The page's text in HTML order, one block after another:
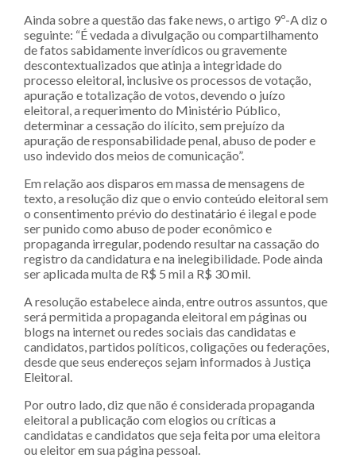
Ainda sobre a questão das fake news, o artigo 9º-A diz o
seguinte: “É vedada a divulgação ou compartilhamento
de fatos sabidamente inverídicos ou gravemente
descontextualizados que atinja a integridade do
processo eleitoral, inclusive os processos de votação,
apuração e totalização de votos, devendo o juízo
eleitoral, a requerimento do Ministério Público,
determinar a cessação do ilícito, sem prejuízo da
apuração de responsabilidade penal, abuso de poder e
uso indevido dos meios de comunicação”.
Em relação aos disparos em massa de mensagens de
texto, a resolução diz que o envio conteúdo eleitoral sem
o consentimento prévio do destinatário é ilegal e pode
ser punido como abuso de poder econômico e
propaganda irregular, podendo resultar na cassação do
registro da candidatura e na inelegibilidade. Pode ainda
ser aplicada multa de R$ 5 mil a R$ 30 mil.
A resolução estabelece ainda, entre outros assuntos, que
será permitida a propaganda eleitoral em páginas ou
blogs na internet ou redes sociais das candidatas e
candidatos, partidos políticos, coligações ou federações,
desde que seus endereços sejam informados à Justiça
Eleitoral.
Por outro lado, diz que não é considerada propaganda
eleitoral a publicação com elogios ou críticas a
candidatas e candidatos que seja feita por uma eleitora
ou eleitor em sua página pessoal.